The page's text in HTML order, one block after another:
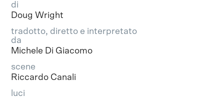
di
Doug Wright
tradotto, diretto e interpretato
da
Michele Di Giacomo
scene
Riccardo Canali
luci